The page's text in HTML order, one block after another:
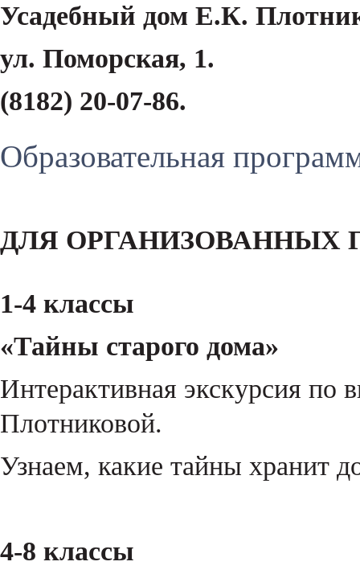
Усадебный дом Е.К.
ул. Поморская, 1.
(8182) 20-07-86.
Образовательная
ДЛЯ ОРГАНИЗОВАННЫХ
1-4 классы
«Тайны старого дома»
Интерактивная экскурсия по
Плотниковой.
Узнаем, какие тайны хранит
4-8 классы